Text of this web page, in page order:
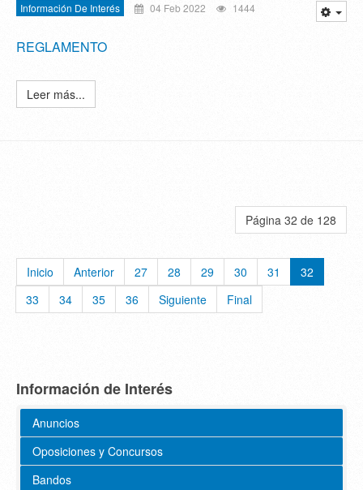
Información De Interés 04 Feb 2022 1444
REGLAMENTO
Leer más...
Página 32 de 128
Inicio Anterior 27 28 29 30 31
32
33
34 35 36 Siguiente Final
Información de Interés
Anuncios
Oposiciones y Concursos
Bandos